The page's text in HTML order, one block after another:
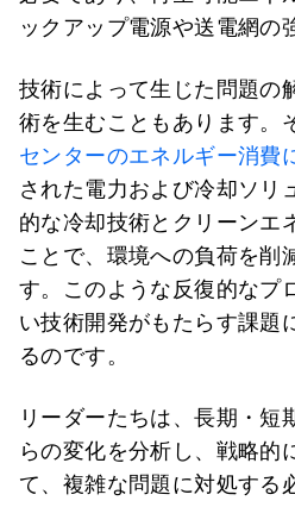
ックアップ電源や送電網の
技術によって生じた問題の
術を生むこともあります。
センターのエネルギー消費
された電力および冷却ソリ
的な冷却技術とクリーンエ
ことで、環境への負荷を削
す。このような反復的なプ
い技術開発がもたらす課題
るのです。
リーダーたちは、長期・短
らの変化を分析し、戦略的
て、複雑な問題に対処する